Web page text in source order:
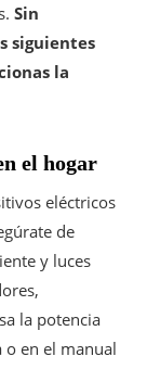
Sin
siguientes
la
el hogar
eléctricos
de
y luces
la potencia
o en el manual